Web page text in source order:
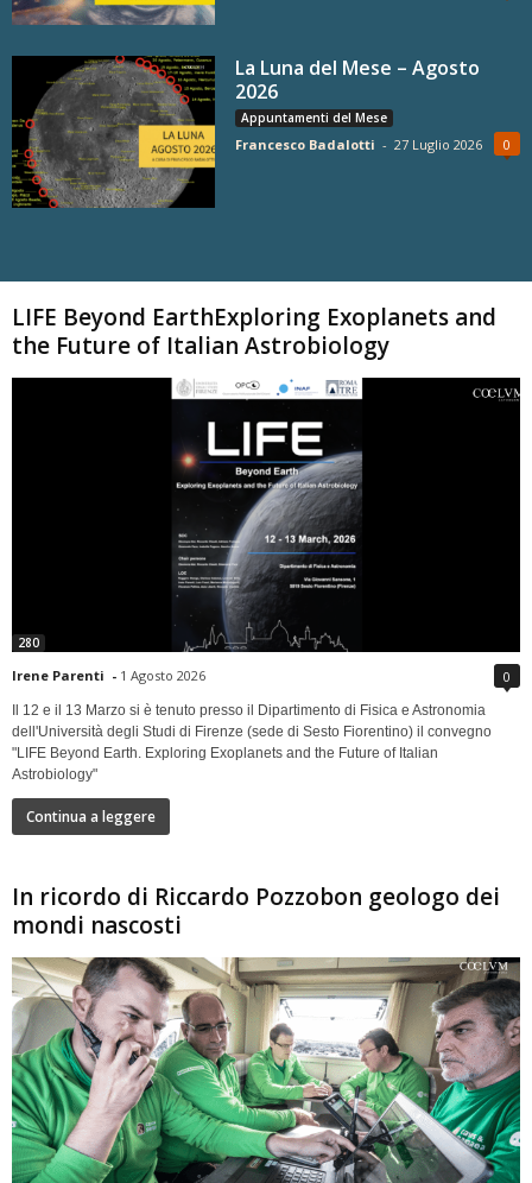
La Luna del Mese – Agosto
2026
Appuntamenti del Mese
Francesco Badalotti - 27 Luglio 2026 0
LIFE Beyond EarthExploring Exoplanets and
the Future of Italian Astrobiology
280
Irene Parenti - 1 Agosto 2026 0
Il 12 e il 13 Marzo si è tenuto presso il Dipartimento di Fisica e Astronomia
dell'Università degli Studi di Firenze (sede di Sesto Fiorentino) il convegno
"LIFE Beyond Earth. Exploring Exoplanets and the Future of Italian
Astrobiology"
Continua a leggere
In ricordo di Riccardo Pozzobon geologo dei
mondi nascosti